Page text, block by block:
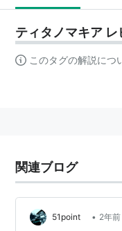
ティタノマキア レ
このタグの解説につ
関連ブログ
51point • 2年前